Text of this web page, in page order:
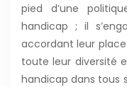
pied d’une
handicap ; il
accordant leur
toute leur diversité
handicap dans tous